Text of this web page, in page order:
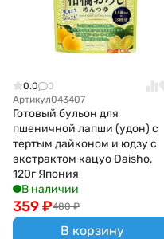
0.0
0
Артикул043407
Готовый бульон для
пшеничной лапши (удон) c
тертым дайконом и юдзу с
экстрактом кацуо Daisho,
120г Япония
В наличии
480 ₽
359₽
В корзину